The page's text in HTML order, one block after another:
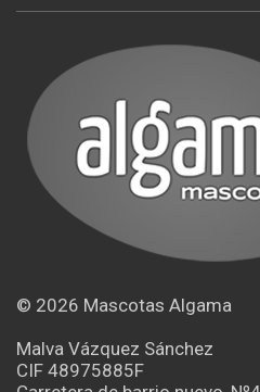
© 2026 Mascotas Algama
Malva Vázquez Sánchez
CIF 48975885F